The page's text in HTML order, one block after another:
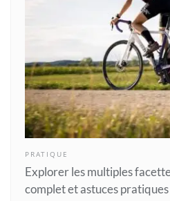
PRATIQUE
Explorer les multiples
complet et astuces pratiques